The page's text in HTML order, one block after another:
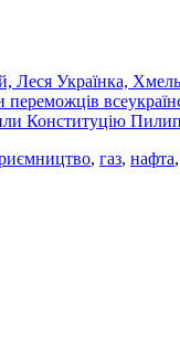
Леся Українка,
переможців
Конституцію
, газ, нафта,